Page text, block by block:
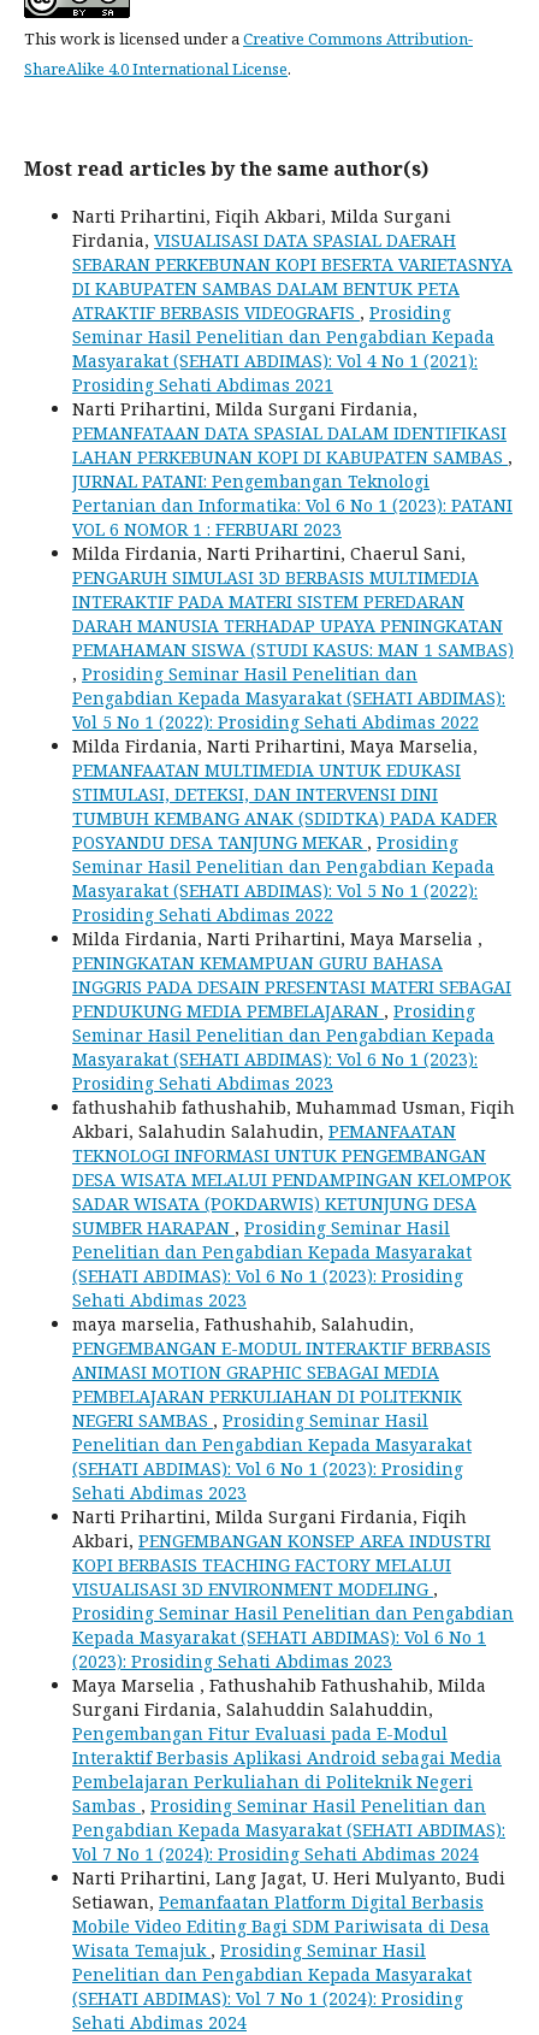
This work is licensed under a Creative Commons Attribution-
ShareAlike 4.0 International License.
Most read articles by the same author(s)
Narti Prihartini, Fiqih Akbari, Milda Surgani
Firdania, VISUALISASI DATA SPASIAL DAERAH
SEBARAN PERKEBUNAN KOPI BESERTA VARIETASNYA
DI KABUPATEN SAMBAS DALAM BENTUK PETA
ATRAKTIF BERBASIS VIDEOGRAFIS , Prosiding
Seminar Hasil Penelitian dan Pengabdian Kepada
Masyarakat (SEHATI ABDIMAS): Vol 4 No 1 (2021):
Prosiding Sehati Abdimas 2021
Narti Prihartini, Milda Surgani Firdania,
PEMANFATAAN DATA SPASIAL DALAM IDENTIFIKASI
LAHAN PERKEBUNAN KOPI DI KABUPATEN SAMBAS ,
JURNAL PATANI: Pengembangan Teknologi
Pertanian dan Informatika: Vol 6 No 1 (2023): PATANI
VOL 6 NOMOR 1 : FERBUARI 2023
Milda Firdania, Narti Prihartini, Chaerul Sani,
PENGARUH SIMULASI 3D BERBASIS MULTIMEDIA
INTERAKTIF PADA MATERI SISTEM PEREDARAN
DARAH MANUSIA TERHADAP UPAYA PENINGKATAN
PEMAHAMAN SISWA (STUDI KASUS: MAN 1 SAMBAS)
, Prosiding Seminar Hasil Penelitian dan
Pengabdian Kepada Masyarakat (SEHATI ABDIMAS):
Vol 5 No 1 (2022): Prosiding Sehati Abdimas 2022
Milda Firdania, Narti Prihartini, Maya Marselia,
PEMANFAATAN MULTIMEDIA UNTUK EDUKASI
STIMULASI, DETEKSI, DAN INTERVENSI DINI
TUMBUH KEMBANG ANAK (SDIDTKA) PADA KADER
POSYANDU DESA TANJUNG MEKAR , Prosiding
Seminar Hasil Penelitian dan Pengabdian Kepada
Masyarakat (SEHATI ABDIMAS): Vol 5 No 1 (2022):
Prosiding Sehati Abdimas 2022
Milda Firdania, Narti Prihartini, Maya Marselia ,
PENINGKATAN KEMAMPUAN GURU BAHASA
INGGRIS PADA DESAIN PRESENTASI MATERI SEBAGAI
PENDUKUNG MEDIA PEMBELAJARAN , Prosiding
Seminar Hasil Penelitian dan Pengabdian Kepada
Masyarakat (SEHATI ABDIMAS): Vol 6 No 1 (2023):
Prosiding Sehati Abdimas 2023
fathushahib fathushahib, Muhammad Usman, Fiqih
Akbari, Salahudin Salahudin, PEMANFAATAN
TEKNOLOGI INFORMASI UNTUK PENGEMBANGAN
DESA WISATA MELALUI PENDAMPINGAN KELOMPOK
SADAR WISATA (POKDARWIS) KETUNJUNG DESA
SUMBER HARAPAN , Prosiding Seminar Hasil
Penelitian dan Pengabdian Kepada Masyarakat
(SEHATI ABDIMAS): Vol 6 No 1 (2023): Prosiding
Sehati Abdimas 2023
maya marselia, Fathushahib, Salahudin,
PENGEMBANGAN E-MODUL INTERAKTIF BERBASIS
ANIMASI MOTION GRAPHIC SEBAGAI MEDIA
PEMBELAJARAN PERKULIAHAN DI POLITEKNIK
NEGERI SAMBAS , Prosiding Seminar Hasil
Penelitian dan Pengabdian Kepada Masyarakat
(SEHATI ABDIMAS): Vol 6 No 1 (2023): Prosiding
Sehati Abdimas 2023
Narti Prihartini, Milda Surgani Firdania, Fiqih
Akbari, PENGEMBANGAN KONSEP AREA INDUSTRI
KOPI BERBASIS TEACHING FACTORY MELALUI
VISUALISASI 3D ENVIRONMENT MODELING ,
Prosiding Seminar Hasil Penelitian dan Pengabdian
Kepada Masyarakat (SEHATI ABDIMAS): Vol 6 No 1
(2023): Prosiding Sehati Abdimas 2023
Maya Marselia , Fathushahib Fathushahib, Milda
Surgani Firdania, Salahuddin Salahuddin,
Pengembangan Fitur Evaluasi pada E-Modul
Interaktif Berbasis Aplikasi Android sebagai Media
Pembelajaran Perkuliahan di Politeknik Negeri
Sambas , Prosiding Seminar Hasil Penelitian dan
Pengabdian Kepada Masyarakat (SEHATI ABDIMAS):
Vol 7 No 1 (2024): Prosiding Sehati Abdimas 2024
Narti Prihartini, Lang Jagat, U. Heri Mulyanto, Budi
Setiawan, Pemanfaatan Platform Digital Berbasis
Mobile Video Editing Bagi SDM Pariwisata di Desa
Wisata Temajuk , Prosiding Seminar Hasil
Penelitian dan Pengabdian Kepada Masyarakat
(SEHATI ABDIMAS): Vol 7 No 1 (2024): Prosiding
Sehati Abdimas 2024